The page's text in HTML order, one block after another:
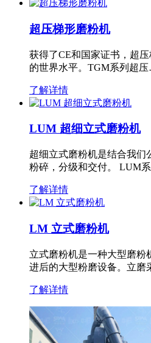
超压梯形磨粉机
获得了CE和国家证书，超
的世界水平。TGM系列超
了解详情
LUM 超细立式磨粉机
超细立式磨粉机是结合我们
粉碎，分级和交付。 LUM
了解详情
LM 立式磨粉机
立式磨粉机是一种大型磨粉
进后的大型粉磨设备。立
了解详情